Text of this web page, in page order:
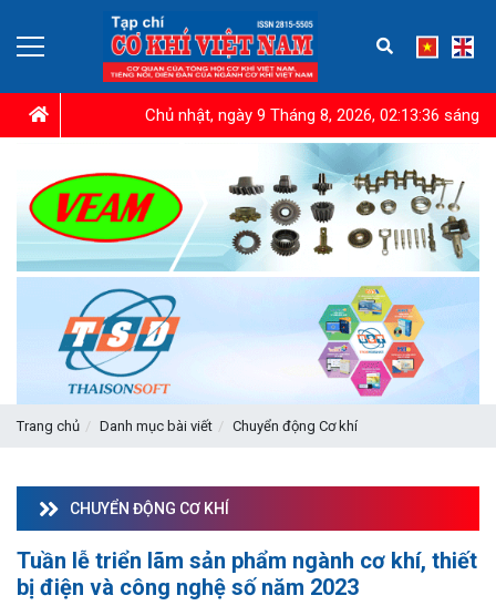
Chủ nhật, ngày 9 Tháng 8, 2026, 02:13:37 sáng
Trang chủ Danh mục bài viết Chuyển động Cơ khí
CHUYỂN ĐỘNG CƠ KHÍ
Tuần lễ triển lãm sản phẩm ngành cơ khí, thiết
bị điện và công nghệ số năm 2023